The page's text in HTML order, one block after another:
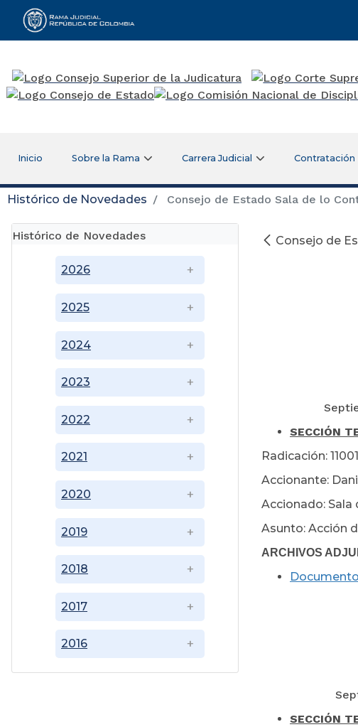
Rama Judicial
Inicio Sobre la Rama Carrera Judicial Contratación
Histórico de Novedades Consejo de Estado Sala de lo
Histórico de Novedades
2016
2017
2018
2019
2020
2021
2022
2023
2024
2025
2026
Consejo de
SECCIÓN
Radicación:
Accionante:
Accionado: Sala
Asunto: Acción
ARCHIVOS
SECCIÓN